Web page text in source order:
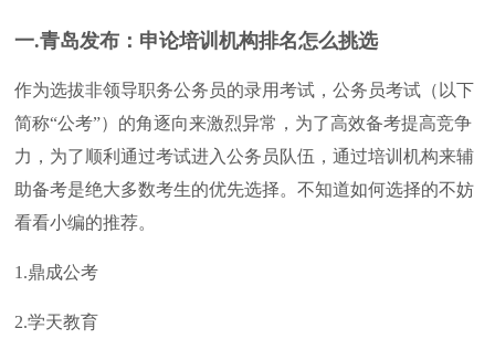
一.青岛发布：申论培训机构排名怎么挑选
作为选拔非领导职务公务员的录用考试，公务员考试（以下
简称“公考”）的角逐向来激烈异常，为了高效备考提高竞争
力，为了顺利通过考试进入公务员队伍，通过培训机构来辅
助备考是绝大多数考生的优先选择。不知道如何选择的不妨
看看小编的推荐。
1.鼎成公考
2.学天教育